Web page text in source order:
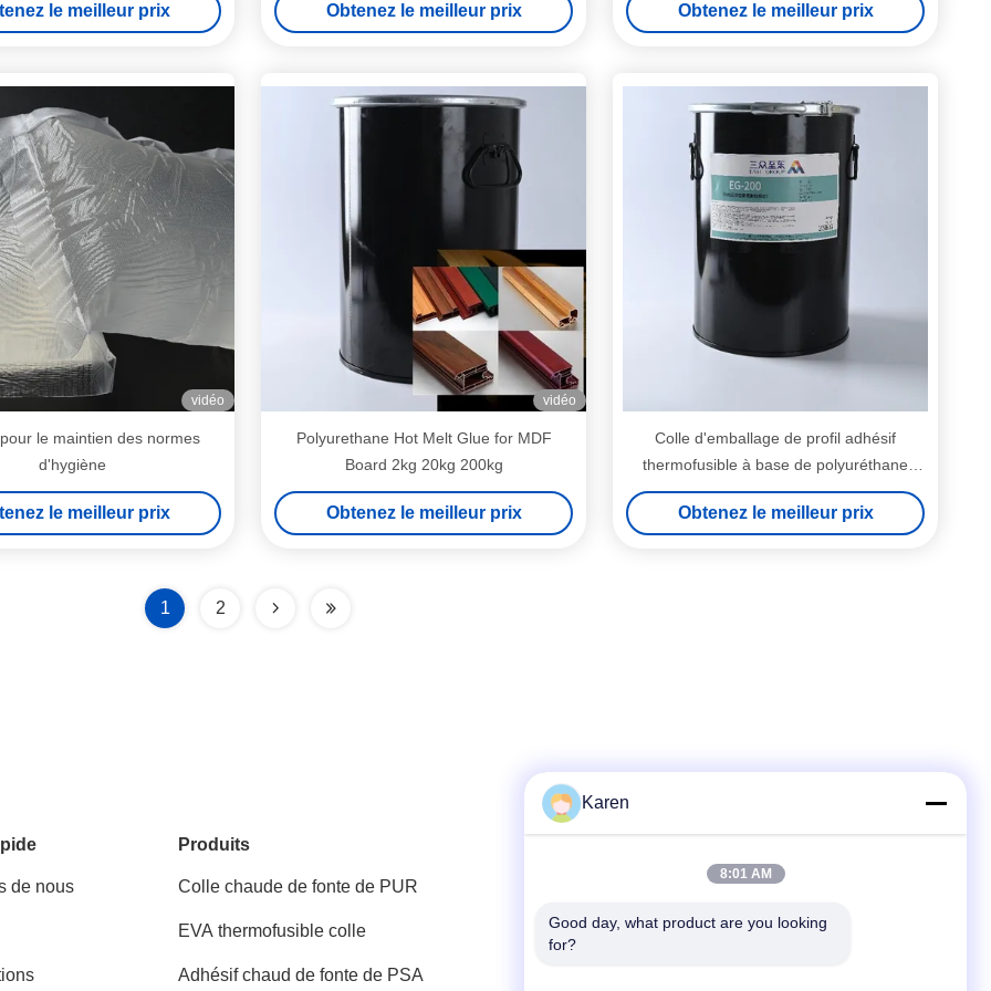
120°C-140°C
le meilleur prix
78 ± 5 ºC Softening Point
Obtenez le meilleur prix Obtenez le meilleur prix
vidéo
le maintien des normes
d'hygiène
le meilleur prix
vidéo
Polyurethane Hot Melt Glue for MDF
Board 2kg 20kg 200kg
Obtenez le meilleur prix
Colle d'emballage de profil adhésif
thermofusible à base de polyuréthane
pour le travail du bois
Obtenez le meilleur prix
1 2
de nous
Produits
Colle chaude de fonte de PUR
EVA thermofusible colle
Adhésif chaud de fonte de PSA
Télégramme
+86-18912490312
Karen
8:01 AM
Good day, what product are you looking
for?